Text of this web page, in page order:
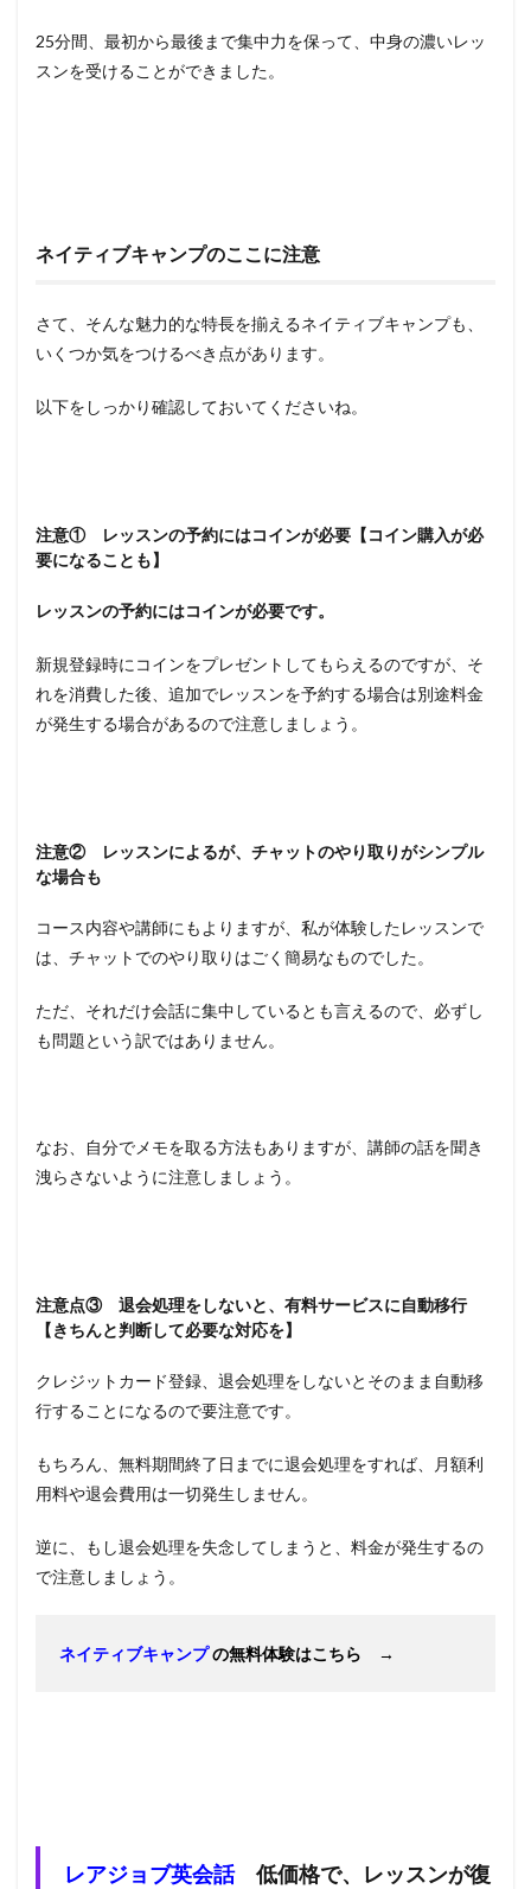
25分間、最初から最後まで集中力を保って、中身の濃いレッ
スンを受けることができました。
ネイティブキャンプのここに注意
さて、そんな魅力的な特長を揃えるネイティブキャンプも、
いくつか気をつけるべき点があります。
以下をしっかり確認しておいてくださいね。
注意① レッスンの予約にはコインが必要【コイン購入が必
要になることも】
レッスンの予約にはコインが必要です。
新規登録時にコインをプレゼントしてもらえるのですが、そ
れを消費した後、追加でレッスンを予約する場合は別途料金
が発生する場合があるので注意しましょう。
注意② レッスンによるが、チャットのやり取りがシンプル
な場合も
コース内容や講師にもよりますが、私が体験したレッスンで
は、チャットでのやり取りはごく簡易なものでした。
ただ、それだけ会話に集中しているとも言えるので、必ずし
も問題という訳ではありません。
なお、自分でメモを取る方法もありますが、講師の話を聞き
洩らさないように注意しましょう。
注意点③ 退会処理をしないと、有料サービスに自動移行
【きちんと判断して必要な対応を】
クレジットカード登録、退会処理をしないとそのまま自動移
行することになるので要注意です。
もちろん、無料期間終了日までに退会処理をすれば、月額利
用料や退会費用は一切発生しません。
逆に、もし退会処理を失念してしまうと、料金が発生するの
で注意しましょう。
ネイティブキャンプの無料体験はこちら →
レアジョブ英会話低価格で、レッスンが復